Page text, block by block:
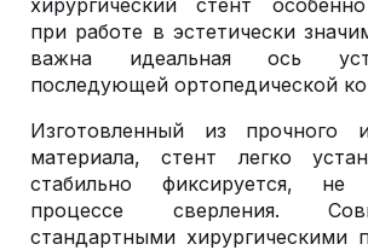
хирургический стент
при работе в эстетически
важна идеальная ось
последующей ортопедической
Изготовленный из прочного
материала, стент легко
стабильно фиксируется,
процессе сверления.
стандартными хирургическими